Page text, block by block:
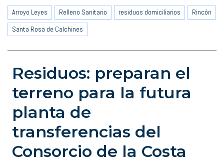
Arroyo Leyes
Relleno Sanitario residuos domiciliarios
Rincón
Santa Rosa de Calchines
Residuos: preparan el
terreno para la futura
planta de
transferencias del
Consorcio de la Costa